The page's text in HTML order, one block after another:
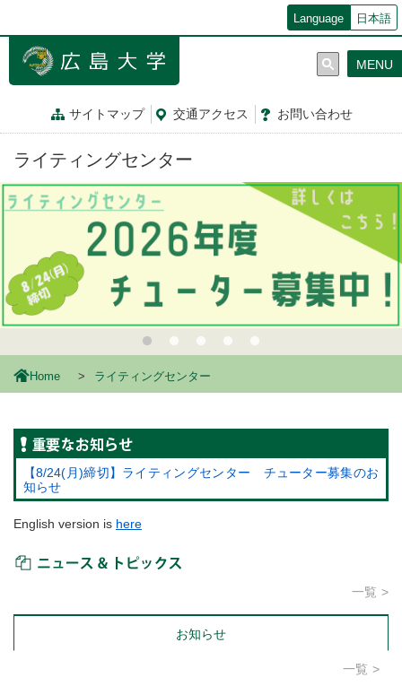
ン
動
Language 日本語
サイトマップ 交通アクセス お問い合わせ
MENU
ライティングセンター
Home ライティングセンター
【8/24(月)締切】ライティングセンター チューター募集のお
知らせ
English version is here
一覧
お知らせ
一覧